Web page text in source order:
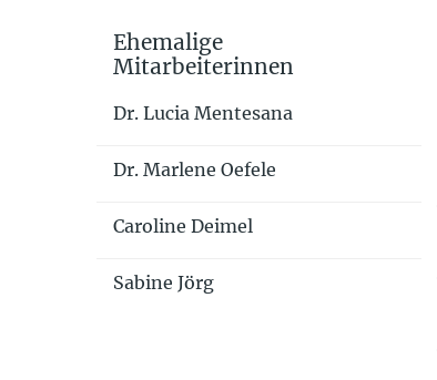
Ehemalige
Mitarbeiterinnen
Dr. Lucia Mentesana
Dr. Marlene Oefele
Caroline Deimel
Sabine Jörg